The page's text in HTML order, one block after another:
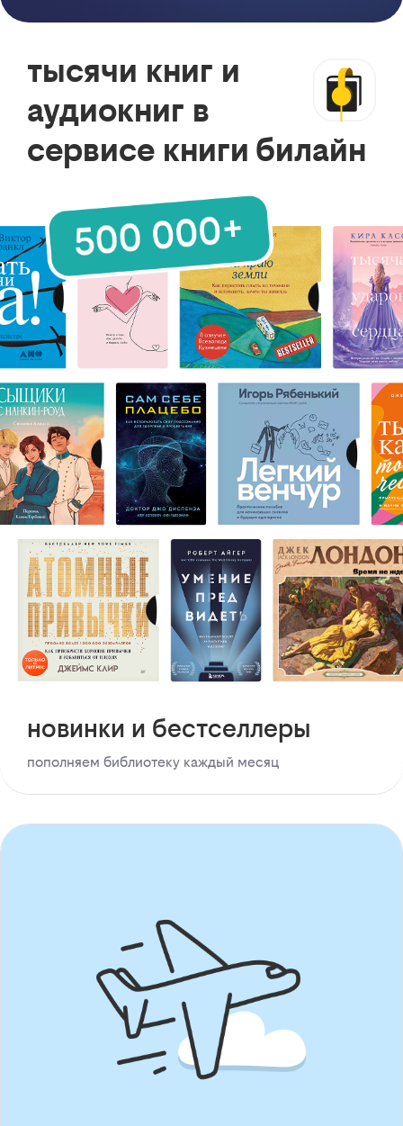
тысячи книг и
аудиокниг в
сервисе книги билайн
новинки и бестселлеры
пополняем библиотеку каждый месяц